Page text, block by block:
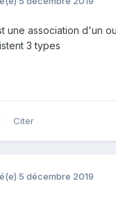
une association d'un
3 types
Citer
5 décembre 2019